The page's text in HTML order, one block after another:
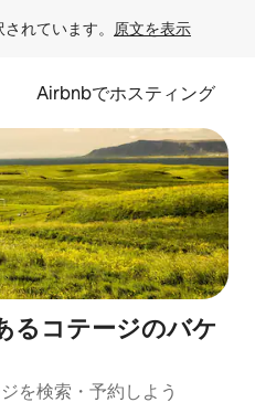
れています。 原文を表示
Airbnbでホスティング
るコテージのバケ
を検索・予約しよう